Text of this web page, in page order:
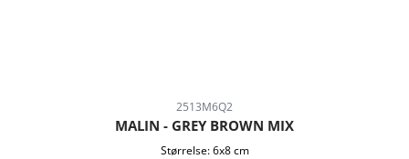
2513M6Q2
MALIN - GREY BROWN MIX
Størrelse: 6x8 cm